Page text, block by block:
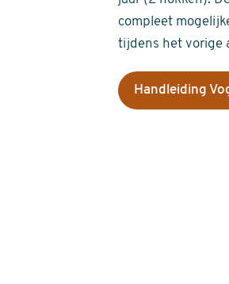
compleet
tijdens het vorige
Handleiding